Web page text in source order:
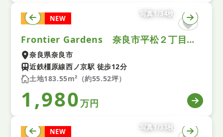
土地 NEW
写真1/34枚
Frontier Gardens 奈良市平松２丁目 建築条件付き土地 全１区画
奈良県奈良市
近鉄橿原線西ノ京駅 徒歩12分
土地183.55m²（約55.52坪）
1,980万円
土地 NEW
写真1/33枚